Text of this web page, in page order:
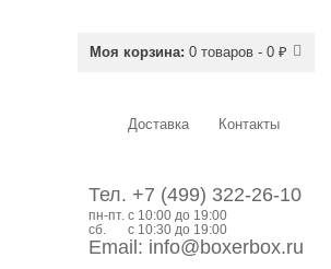
Моя корзина: 0 товаров - 0 ₽
Доставка Контакты
Тел. +7 (499) 322-26-10
пн-пт. c 10:00 до 19:00
сб.
с 10:30 до 19:00
Email: info@boxerbox.ru